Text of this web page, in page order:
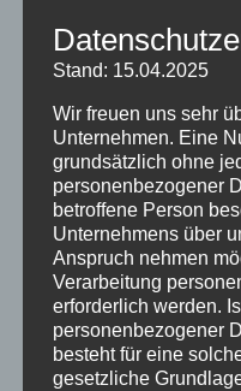
20 Jahre Erzgruben
Jubiläumssommer
Erlebnissen
Halbzeit im
Burgberger
Kategorien
Allgemein
Amtliche
Stand: 15.04.2025
Wir freuen uns sehr
Unternehmen. Eine
grundsätzlich ohne
personenbezogener
betroffene Person
Unternehmens über
Anspruch nehmen
Verarbeitung
erforderlich werden.
personenbezogener
besteht für eine
gesetzliche